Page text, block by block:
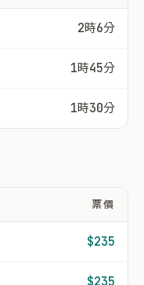
2時6分
1時45分
1時30分
票價
$235
$235